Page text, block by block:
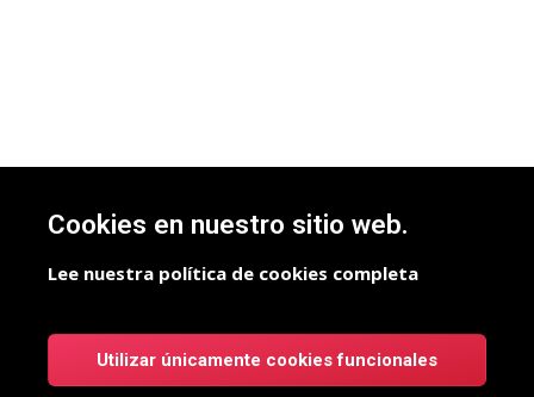
Cookies en nuestro sitio web.
Lee nuestra política de cookies completa
Utilizar únicamente cookies funcionales